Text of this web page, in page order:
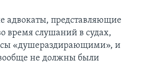
представляющие
время слушаний в судах,
«душераздирающими», и
не должны были